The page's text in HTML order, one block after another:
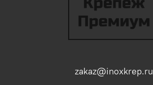
zakaz@inoxkrep.ru